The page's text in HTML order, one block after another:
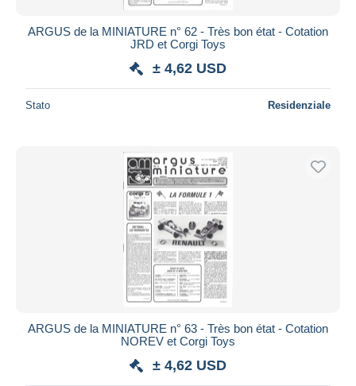
ARGUS de la MINIATURE n° 62 - Très bon état - Cotation
JRD et Corgi Toys
± 4,62 USD
Stato Residenziale
ARGUS de la MINIATURE n° 63 - Très bon état - Cotation
NOREV et Corgi Toys
± 4,62 USD